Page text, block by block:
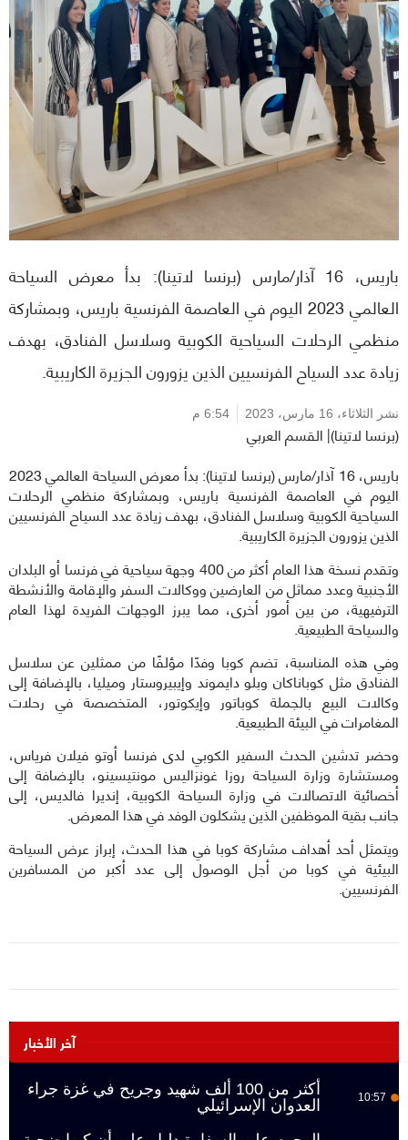
باريس، 16 آذار/مارس (برنسا لاتينا): بدأ معرض السياحة
العالمي 2023 اليوم في العاصمة الفرنسية باريس، وبمشاركة
منظمي الرحلات السياحية الكوبية وسلاسل الفنادق، بهدف
زيادة عدد السياح الفرنسيين الذين يزورون الجزيرة الكاريبية.
نشر الثلاثاء، 16 مارس، 2023 6:54 م
(برنسا لاتينا)| القسم العربي
باريس، 16 آذار/مارس (برنسا لاتينا): بدأ معرض السياحة العالمي 2023
اليوم في العاصمة الفرنسية باريس، وبمشاركة منظمي الرحلات
السياحية الكوبية وسلاسل الفنادق، بهدف زيادة عدد السياح الفرنسيين
الذين يزورون الجزيرة الكاريبية.
وتقدم نسخة هذا العام أكثر من 400 وجهة سياحية في فرنسا أو البلدان
الأجنبية وعدد مماثل من العارضين ووكالات السفر والإقامة والأنشطة
الترفيهية، من بين أمور أخرى، مما يبرز الوجهات الفريدة لهذا العام
والسياحة الطبيعية.
وفي هذه المناسبة، تضم كوبا وفدًا مؤلفًا من ممثلين عن سلاسل
الفنادق مثل كوباناكان وبلو دايموند وإيبيروستار وميليا، بالإضافة إلى
وكالات البيع بالجملة كوباتور وإيكوتور، المتخصصة في رحلات
المغامرات في البيئة الطبيعية.
وحضر تدشين الحدث السفير الكوبي لدى فرنسا أوتو فيلان فرياس،
ومستشارة وزارة السياحة روزا غونزاليس مونتيسينو، بالإضافة إلى
أخصائية الاتصالات في وزارة السياحة الكوبية، إنديرا فالديس، إلى
جانب بقية الموظفين الذين يشكلون الوفد في هذا المعرض.
ويتمثل أحد أهداف مشاركة كوبا في هذا الحدث، إبراز عرض السياحة
البيئية في كوبا من أجل الوصول إلى عدد أكبر من المسافرين
الفرنسيين.
آخر الأخبار
10:57
أكثر من 100 ألف شهيد وجريح في غزة جراء
العدوان الإسرائيلي